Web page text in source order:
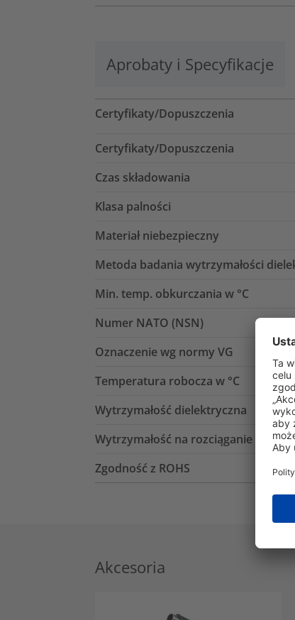
Aprobaty i Specyfikacje
Certyfikaty/Dopuszczenia
Certyfikaty/Dopuszczenia
Czas składowania
Klasa palności
Materiał niebezpieczny
Metoda badania wytrzymałości
Min. temp. obkurczania w °C
Numer NATO (NSN)
Oznaczenie wg normy VG
Temperatura robocza w °C
Wytrzymałość dielektryczna
Wytrzymałość na rozciąganie
Zgodność z ROHS
Akcesoria